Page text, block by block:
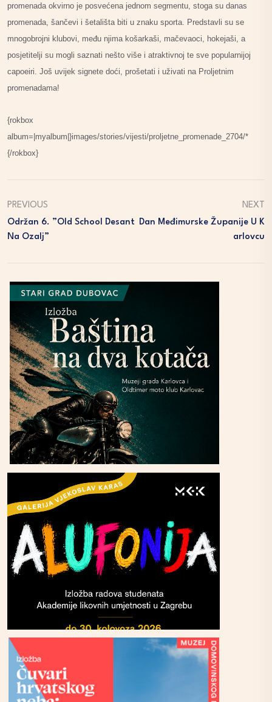
promenada okvirno je posvećena jednom segmentu, stoga su danas
promenada, šančevi i šetališta biti u znaku sporta. Predstavli su se
mnogobrojni klubovi, među njima košarkaši, mačevaoci, hokejaši, a
posjetitelji su mogli saznati nešto više i atraktivnoj te sve popularnijoj
capoeiri. Još uvijek signete doći, prošetati i uživati na Proljetnim
promenadama!
{rokbox
album=|myalbum|}images/stories/vijesti/proljetne_promenade_2704/*
{/rokbox}
PREVIOUS
Održan 6. ”Old School Desant
Na Ozalj”
NEXT
Dan Međimurske Županije U K
Arlovcu